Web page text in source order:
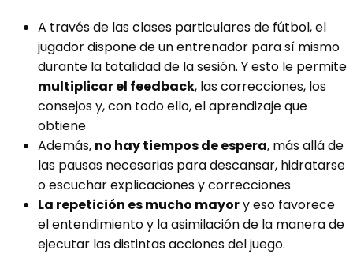
A través de las clases particulares de fútbol, el
jugador dispone de un entrenador para sí mismo
durante la totalidad de la sesión. Y esto le permite
multiplicar el feedback, las correcciones, los
consejos y, con todo ello, el aprendizaje que
obtiene
Además, no hay tiempos de espera, más allá de
las pausas necesarias para descansar, hidratarse
o escuchar explicaciones y correcciones
La repetición es mucho mayory eso favorece
el entendimiento y la asimilación de la manera de
ejecutar las distintas acciones del juego.